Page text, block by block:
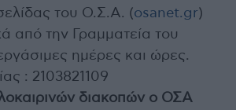
του Ο.Σ.Α. (osanet.gr)
από την Γραμματεία του
ημέρες και ώρες.
: 2103821109
διακοπών ο ΟΣΑ